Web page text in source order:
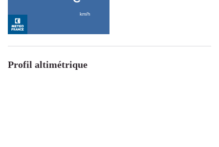
Profil altimétrique